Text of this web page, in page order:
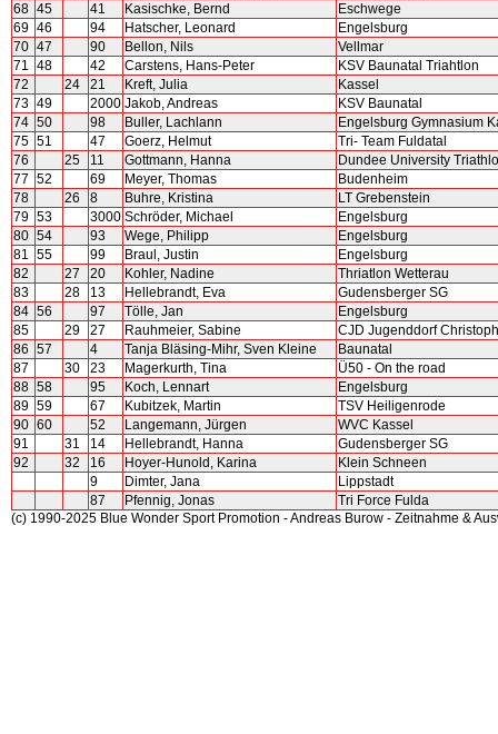
68 45 41 Kasischke, Bernd
Eschwege
69 46 94 Hatscher, Leonard
Engelsburg
70 47 90 Bellon, Nils
Vellmar
71 48 42 Carstens, Hans-Peter
KSV Baunatal Triahtlon
72
24 21 Kreft, Julia
Kassel
73 49 2000 Jakob, Andreas
KSV Baunatal
74 50 98 Buller, Lachlann
Engelsburg Gymnasium
75 51 47 Goerz, Helmut
Tri- Team Fuldatal
76
25 11 Gottmann, Hanna
Dundee University
77 52 69 Meyer, Thomas
Budenheim
78
26 8 Buhre, Kristina
LT Grebenstein
79 53 3000 Schröder, Michael
Engelsburg
80 54 93 Wege, Philipp
Engelsburg
81 55 99 Braul, Justin
Engelsburg
82
27 20 Kohler, Nadine
Thriatlon Wetterau
83
28 13 Hellebrandt, Eva
Gudensberger SG
84 56 97 Tölle, Jan
Engelsburg
85
29 27 Rauhmeier, Sabine
CJD Jugenddorf
86 57 4 Tanja Bläsing-Mihr, Sven Kleine
Baunatal
87
30 23 Magerkurth, Tina
Ü50 - On the road
88 58 95 Koch, Lennart
Engelsburg
89 59 67 Kubitzek, Martin
TSV Heiligenrode
90 60 52 Langemann, Jürgen
WVC Kassel
91
31 14 Hellebrandt, Hanna
Gudensberger SG
92
32 16 Hoyer-Hunold, Karina
Klein Schneen
9
Dimter, Jana
Lippstadt
87
Pfennig, Jonas
Tri Force Fulda
(c) 1990-2025 Blue Wonder Sport Promotion - Andreas Burow - Zeitnahme &